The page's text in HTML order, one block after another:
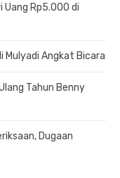
Uang Rp5.000 di
Mulyadi Angkat Bicara
Tahun Benny
Dugaan